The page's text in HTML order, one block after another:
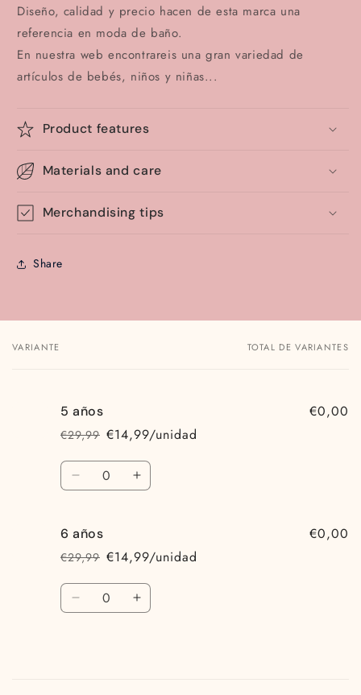
Diseño, calidad y precio hacen de esta marca una
referencia en moda de baño.
En nuestra web encontrareis una gran variedad de
artículos de bebés, niños y niñas...
Product features
Materials and care
Merchandising tips
Share
Tu
VARIANTE TOTAL DE VARIANTES
5 años
Precio
habitual
€29,99
Precio
de
oferta
€14,99/unidad
€0,00
Cantidad
Reducir
5
años
Aumentar
años
6 años
Precio
habitual
€29,99
Precio
de
oferta
€14,99/unidad
€0,00
Cantidad
Reducir
Aumentar